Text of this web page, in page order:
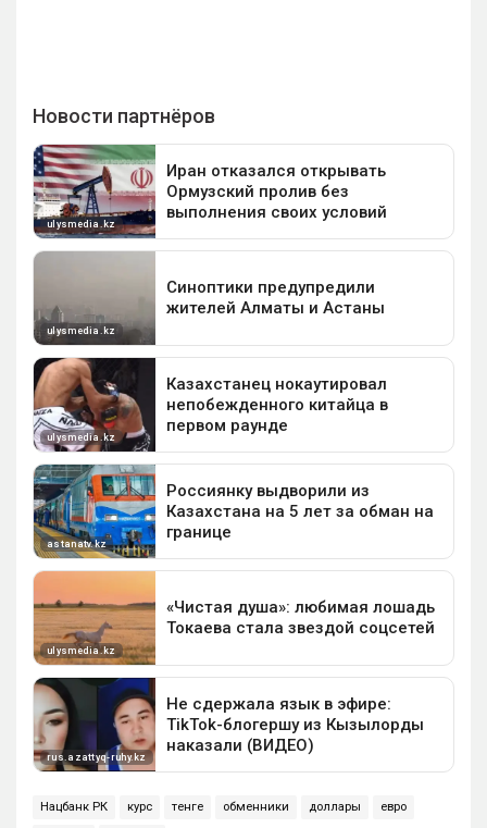
Нацбанк РК курс тенге обменники доллары евро